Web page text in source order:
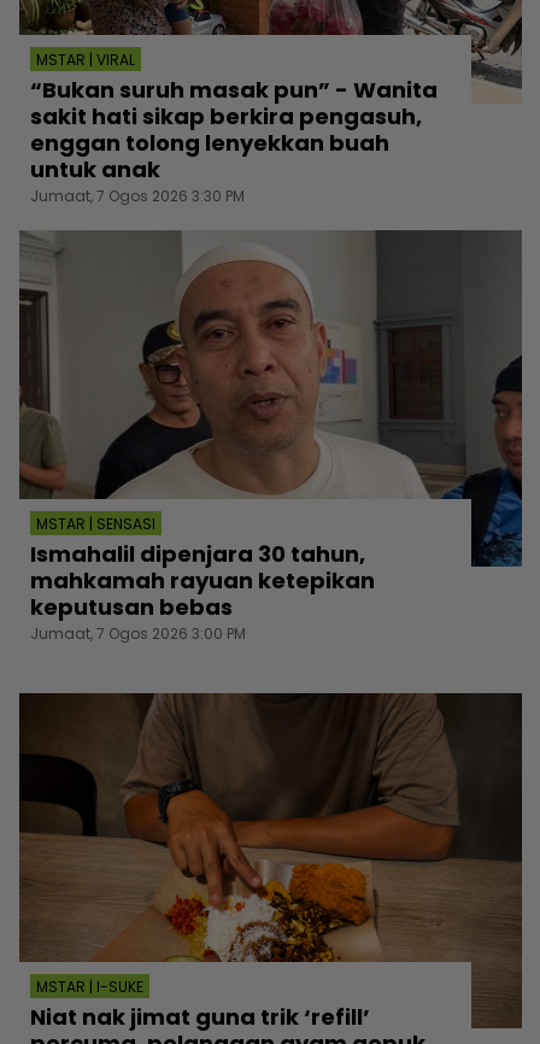
MSTAR | VIRAL
“Bukan suruh masak pun” - Wanita
sakit hati sikap berkira pengasuh,
enggan tolong lenyekkan buah
untuk anak
Jumaat, 7 Ogos 2026 3:30 PM
MSTAR | SENSASI
Ismahalil dipenjara 30 tahun,
mahkamah rayuan ketepikan
keputusan bebas
Jumaat, 7 Ogos 2026 3:00 PM
MSTAR | I-SUKE
Niat nak jimat guna trik ‘refill’